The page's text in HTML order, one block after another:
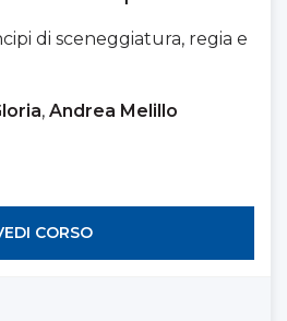
di sceneggiatura, regia e
, Andrea Melillo
CORSO